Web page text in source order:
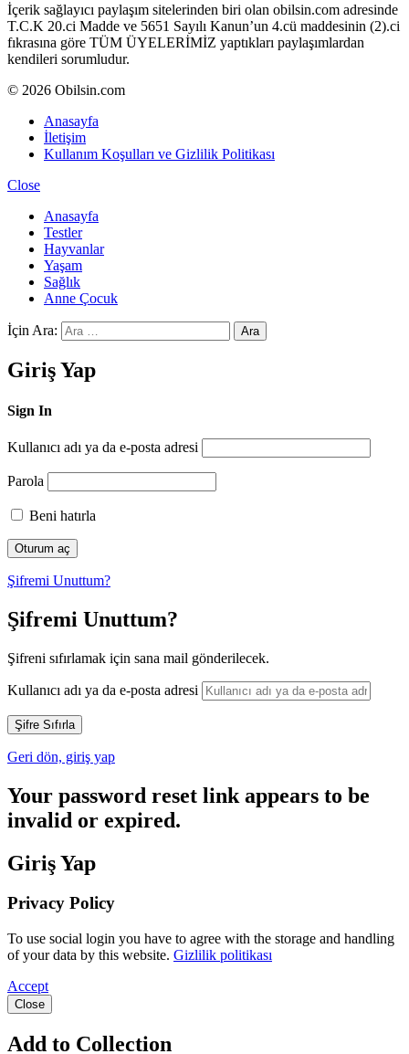
İçerik sağlayıcı paylaşım sitelerinden biri olan obilsin.com adresinde
T.C.K 20.ci Madde ve 5651 Sayılı Kanun’un 4.cü maddesinin (2).ci
fıkrasına göre TÜM ÜYELERİMİZ yaptıkları paylaşımlardan
kendileri sorumludur.
© 2026 Obilsin.com
Anasayfa
İletişim
Kullanım Koşulları ve Gizlilik Politikası
Close
Anasayfa
Testler
Hayvanlar
Yaşam
Sağlık
Anne Çocuk
İçin Ara: Ara
Giriş Yap
Sign In
Kullanıcı adı ya da e-posta adresi
Parola
Beni hatırla
Şifremi Unuttum?
Şifremi Unuttum?
Şifreni sıfırlamak için sana mail gönderilecek.
Kullanıcı adı ya da e-posta adresi
Geri dön, giriş yap
Your password reset link appears to be
invalid or expired.
Giriş Yap
Privacy Policy
To use social login you have to agree with the storage and handling
of your data by this website. Gizlilik politikası
Accept
Close
Add to Collection